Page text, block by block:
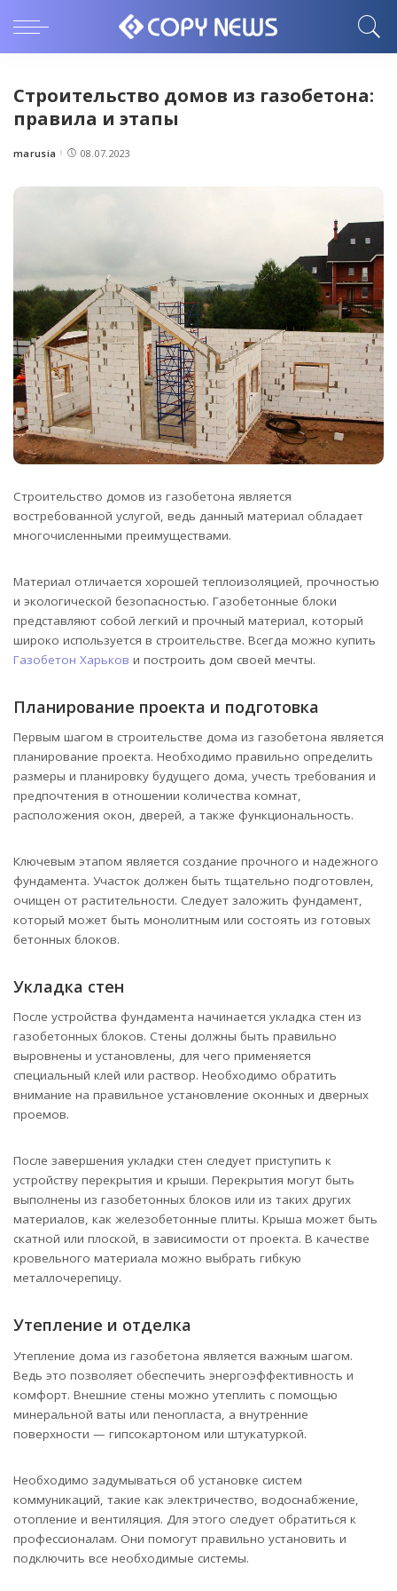
Строительство домов из газобетона:
правила и этапы
Posted
marusia 08.07.2023
Строительство домов из газобетона является
востребованной услугой, ведь данный материал обладает
многочисленными преимуществами.
Материал отличается хорошей теплоизоляцией, прочностью
и экологической безопасностью. Газобетонные блоки
представляют собой легкий и прочный материал, который
широко используется в строительстве. Всегда можно купить
Газобетон Харьков и построить дом своей мечты.
Планирование проекта и подготовка
Первым шагом в строительстве дома из газобетона является
планирование проекта. Необходимо правильно определить
размеры и планировку будущего дома, учесть требования и
предпочтения в отношении количества комнат,
расположения окон, дверей, а также функциональность.
Ключевым этапом является создание прочного и надежного
фундамента. Участок должен быть тщательно подготовлен,
очищен от растительности. Следует заложить фундамент,
который может быть монолитным или состоять из готовых
бетонных блоков.
Укладка стен
После устройства фундамента начинается укладка стен из
газобетонных блоков. Стены должны быть правильно
выровнены и установлены, для чего применяется
специальный клей или раствор. Необходимо обратить
внимание на правильное установление оконных и дверных
проемов.
После завершения укладки стен следует приступить к
устройству перекрытия и крыши. Перекрытия могут быть
выполнены из газобетонных блоков или из таких других
материалов, как железобетонные плиты. Крыша может быть
скатной или плоской, в зависимости от проекта. В качестве
кровельного материала можно выбрать гибкую
металлочерепицу.
Утепление и отделка
Утепление дома из газобетона является важным шагом.
Ведь это позволяет обеспечить энергоэффективность и
комфорт. Внешние стены можно утеплить с помощью
минеральной ваты или пенопласта, а внутренние
поверхности — гипсокартоном или штукатуркой.
Необходимо задумываться об установке систем
коммуникаций, такие как электричество, водоснабжение,
отопление и вентиляция. Для этого следует обратиться к
профессионалам. Они помогут правильно установить и
подключить все необходимые системы.